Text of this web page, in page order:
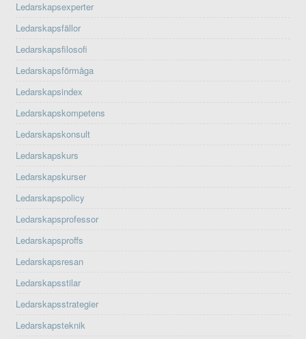
Ledarskapsexperter
Ledarskapsfällor
Ledarskapsfilosofi
Ledarskapsförmåga
Ledarskapsindex
Ledarskapskompetens
Ledarskapskonsult
Ledarskapskurs
Ledarskapskurser
Ledarskapspolicy
Ledarskapsprofessor
Ledarskapsproffs
Ledarskapsresan
Ledarskapsstilar
Ledarskapsstrategier
Ledarskapsteknik